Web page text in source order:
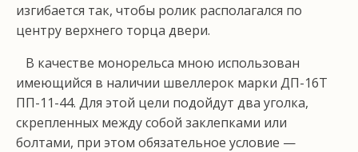
изгиба­ется так, чтобы ролик располагался по
центру верх­него торца двери.
В качестве монорельса мною использован
имею­щийся в наличии швеллерок марки ДП-16Т
ПП-11-44. Для этой цели подойдут два уголка,
скрепленных между собой заклепками или
болтами, при этом обяза­тельное условие —